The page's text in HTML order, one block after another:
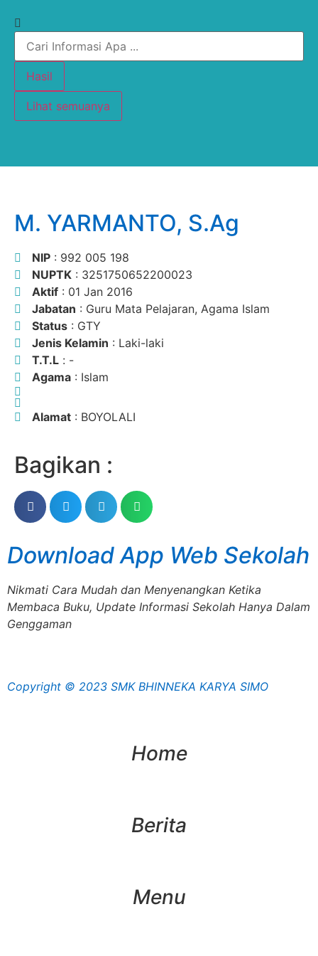
Hasil
Lihat semuanya
M. YARMANTO, S.Ag
NIP : 992 005 198
NUPTK : 3251750652200023
Aktif : 01 Jan 2016
Jabatan : Guru Mata Pelajaran, Agama Islam
Status : GTY
Jenis Kelamin : Laki-laki
T.T.L : -
Agama : Islam
Alamat : BOYOLALI
Bagikan :
Download App Web Sekolah
Nikmati Cara Mudah dan Menyenangkan Ketika
Membaca Buku, Update Informasi Sekolah Hanya Dalam
Genggaman
Copyright © 2023 SMK BHINNEKA KARYA SIMO
Home
Berita
Menu